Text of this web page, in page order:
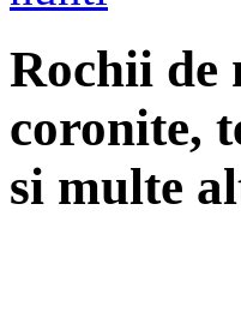
Rochii de
coronite,
si multe